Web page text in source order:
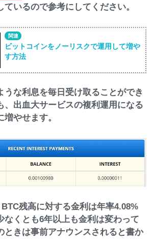
いるので参考にしてください。
ビットコインをノーリスクで運用して増や
す方法
うな利息を毎日受け取ることができ
、出血大サービスの複利運用になる
やせます。
残高に対する金利は年率4.08%
なくとも6年以上も金利は変わって
ときは事前アナウンスされると書か